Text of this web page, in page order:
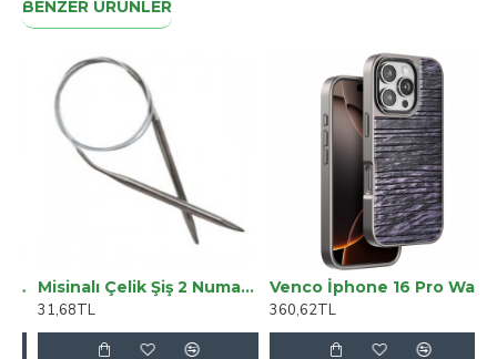
BENZER ÜRÜNLER
Misinalı Çelik Şiş 2 Numara 60 Cm
31,68TL
Venco İphone 16 Pro Wave Kapak - Derin Mor
360,62TL